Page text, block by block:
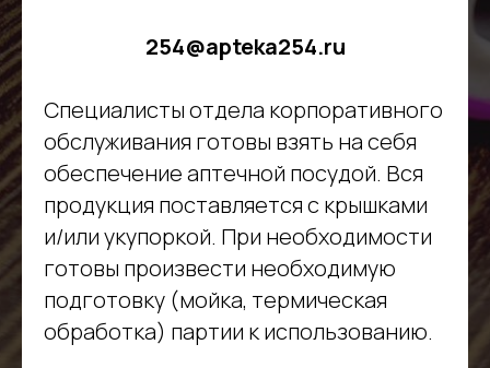
254@apteka254.ru
Специалисты отдела корпоративного
обслуживания готовы взять на себя
обеспечение аптечной посудой. Вся
продукция поставляется с крышками
и/или укупоркой. При необходимости
готовы произвести необходимую
подготовку (мойка, термическая
обработка) партии к использованию.